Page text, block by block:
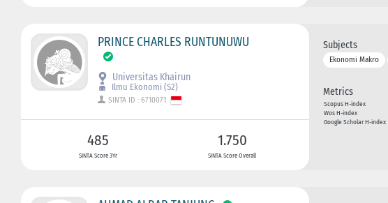
PRINCE CHARLES RUNTUNUWU
Universitas Khairun
Ilmu Ekonomi (S2)
SINTA ID : 6710071
485
SINTA Score 3Yr
1.750
SINTA Score Overall
Subjects
Ekonomi Makro
Metrics
Scopus H-index
Wos H-index
Google Scholar H-index